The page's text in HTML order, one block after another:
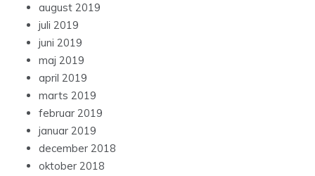
august 2019
juli 2019
juni 2019
maj 2019
april 2019
marts 2019
februar 2019
januar 2019
december 2018
oktober 2018